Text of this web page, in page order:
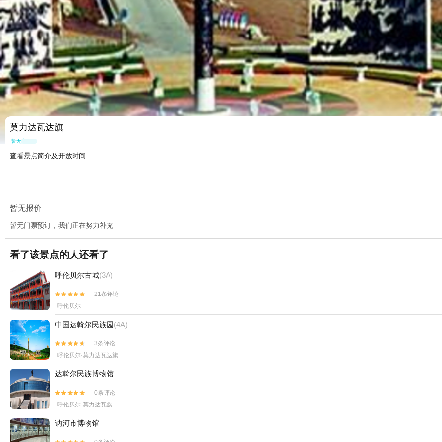
莫力达瓦达旗
暂无点评
查看景点简介及开放时间
暂无报价
暂无门票预订，我们正在努力补充
看了该景点的人还看了
呼伦贝尔古城(3A)


21条评论
呼伦贝尔
中国达斡尔民族园(4A)


3条评论
呼伦贝尔·莫力达瓦达旗
达斡尔民族博物馆


0条评论
呼伦贝尔·莫力达瓦旗
讷河市博物馆